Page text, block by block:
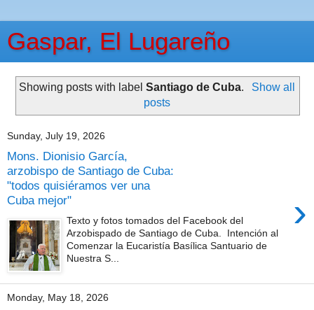
Gaspar, El Lugareño
Showing posts with labelSantiago de Cuba.
Show all
posts
Sunday, July 19, 2026
Mons. Dionisio García,
arzobispo de Santiago de Cuba:
"todos quisiéramos ver una
Cuba mejor"
›
Texto y fotos tomados del Facebook del
Arzobispado de Santiago de Cuba. Intención al
Comenzar la Eucaristía Basílica Santuario de
Nuestra S...
Monday, May 18, 2026